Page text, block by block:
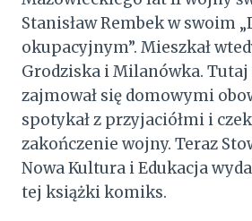
Stanisław Rembek w swoim
okupacyjnym”. Mieszkał
Grodziska i Milanówka. Tutaj
zajmował się domowymi
spotykał z przyjaciółmi i
zakończenie wojny. Teraz
Nowa Kultura i Edukacja
tej książki komiks.